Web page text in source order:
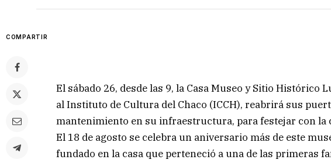
COMPARTIR
El sábado 26, desde las 9, la Casa Museo y Sitio Histórico
al Instituto de Cultura del Chaco (ICCH), reabrirá sus
mantenimiento en su infraestructura, para festejar con la
El 18 de agosto se celebra un aniversario más de este
fundado en la casa que perteneció a una de las primeras